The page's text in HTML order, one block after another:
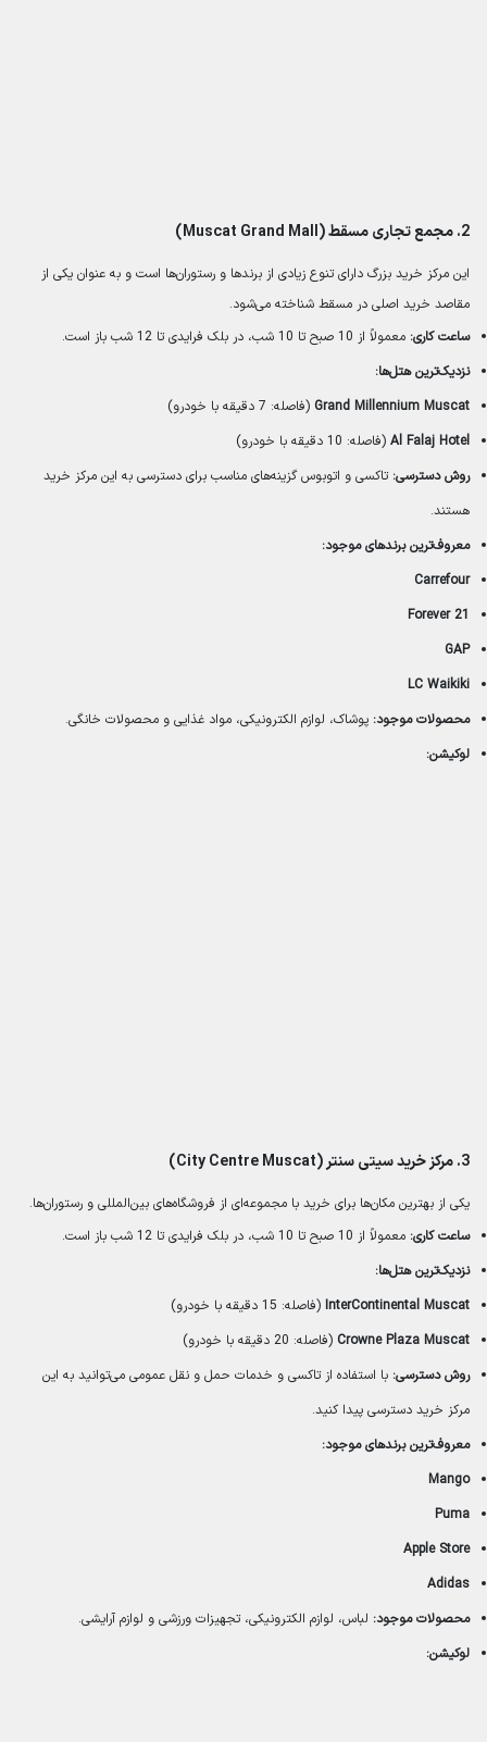
2. مجمع تجاری مسقط (Muscat Grand Mall)
این مرکز خرید بزرگ دارای تنوع زیادی از برندها و رستوران‌ها است و به عنوان یکی از
مقاصد خرید اصلی در مسقط شناخته می‌شود.
ساعت کاری: معمولاً از 10 صبح تا 10 شب، در بلک فرایدی تا 12 شب باز است.
نزدیک‌ترین هتل‌ها:
Grand Millennium Muscat (فاصله: 7 دقیقه با خودرو)
Al Falaj Hotel (فاصله: 10 دقیقه با خودرو)
روش دسترسی: تاکسی و اتوبوس گزینه‌های مناسب برای دسترسی به این مرکز خرید
هستند.
معروف‌ترین برندهای موجود:
Carrefour
Forever 21
GAP
LC Waikiki
محصولات موجود: پوشاک، لوازم الکترونیکی، مواد غذایی و محصولات خانگی.
لوکیشن:
3. مرکز خرید سیتی سنتر (City Centre Muscat)
یکی از بهترین مکان‌ها برای خرید با مجموعه‌ای از فروشگاه‌های بین‌المللی و رستوران‌ها.
ساعت کاری: معمولاً از 10 صبح تا 10 شب، در بلک فرایدی تا 12 شب باز است.
نزدیک‌ترین هتل‌ها:
InterContinental Muscat (فاصله: 15 دقیقه با خودرو)
Crowne Plaza Muscat (فاصله: 20 دقیقه با خودرو)
روش دسترسی: با استفاده از تاکسی و خدمات حمل و نقل عمومی می‌توانید به این
مرکز خرید دسترسی پیدا کنید.
معروف‌ترین برندهای موجود:
Mango
Puma
Apple Store
Adidas
محصولات موجود: لباس، لوازم الکترونیکی، تجهیزات ورزشی و لوازم آرایشی.
لوکیشن: